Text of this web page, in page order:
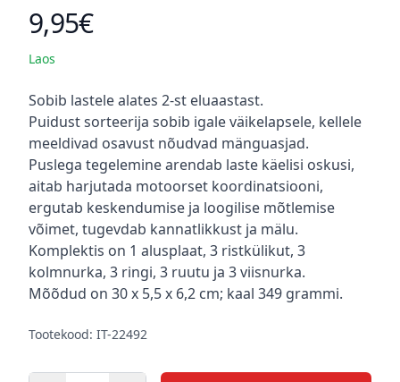
Toote hind
9,95€
Laos
Kirjeldus
Sobib lastele alates 2-st eluaastast.
Puidust sorteerija sobib igale väikelapsele, kellele
meeldivad osavust nõudvad mänguasjad.
Puslega tegelemine arendab laste käelisi oskusi,
aitab harjutada motoorset koordinatsiooni,
ergutab keskendumise ja loogilise mõtlemise
võimet, tugevdab kannatlikkust ja mälu.
Komplektis on 1 alusplaat, 3 ristkülikut, 3
kolmnurka, 3 ringi, 3 ruutu ja 3 viisnurka.
Mõõdud on 30 x 5,5 x 6,2 cm; kaal 349 grammi.
Tootekood: IT-22492